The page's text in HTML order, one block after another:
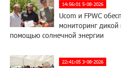
14:56:01 5-08-2026
Ucom и FPWC
мониторинг
помощью солнечной энергии
22:41:05 3-08-2026